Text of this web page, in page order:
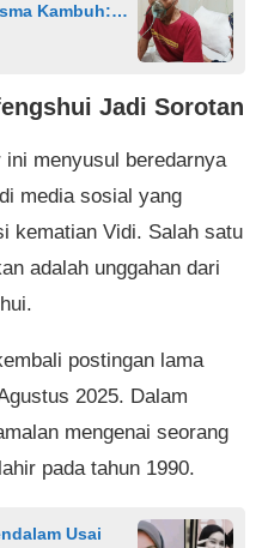
Kambuh:
Jadi Sorotan
menyusul beredarnya
media sosial yang
kematian Vidi. Salah satu
adalah unggahan dari
postingan lama
2025. Dalam
mengenai seorang
pada tahun 1990.
Usai